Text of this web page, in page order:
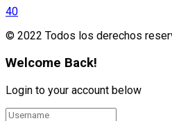
40
© 2022 Todos los derechos
Welcome Back!
Login to your account below